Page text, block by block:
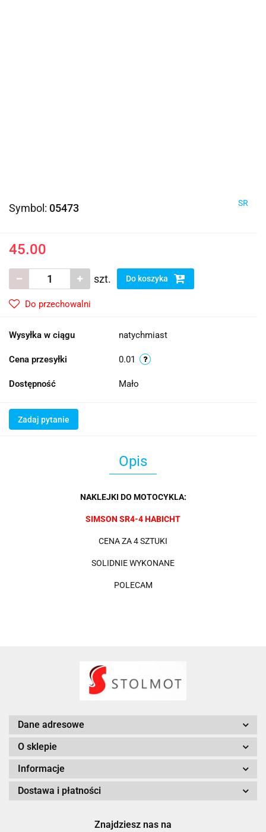
Symbol: 05473 SR
45.00
szt. Do koszyka
Do przechowalni
Wysyłka w ciągu natychmiast
Cena przesyłki 0.01
Dostępność Mało
Zadaj pytanie
Opis
NAKLEJKI DO MOTOCYKLA:
SIMSON SR4-4 HABICHT
CENA ZA 4 SZTUKI
SOLIDNIE WYKONANE
POLECAM
Dane adresowe
O sklepie
Informacje
Dostawa i płatności
Znajdziesz nas na